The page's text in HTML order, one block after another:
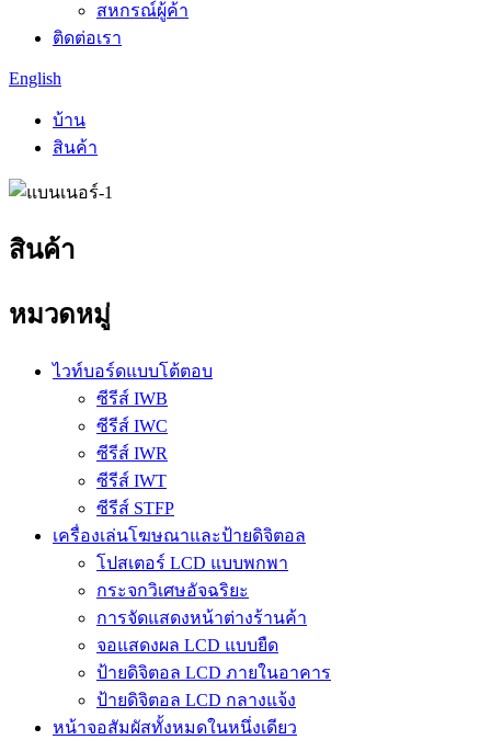
สหกรณ์ผู้ค้า
ติดต่อเรา
English
บ้าน
สินค้า
สินค้า
หมวดหมู่
ไวท์บอร์ดแบบโต้ตอบ
ซีรีส์ IWB
ซีรีส์ IWC
ซีรีส์ IWR
ซีรีส์ IWT
ซีรีส์ STFP
เครื่องเล่นโฆษณาและป้ายดิจิตอล
โปสเตอร์ LCD แบบพกพา
กระจกวิเศษอัจฉริยะ
การจัดแสดงหน้าต่างร้านค้า
จอแสดงผล LCD แบบยืด
ป้ายดิจิตอล LCD ภายในอาคาร
ป้ายดิจิตอล LCD กลางแจ้ง
หน้าจอสัมผัสทั้งหมดในหนึ่งเดียว